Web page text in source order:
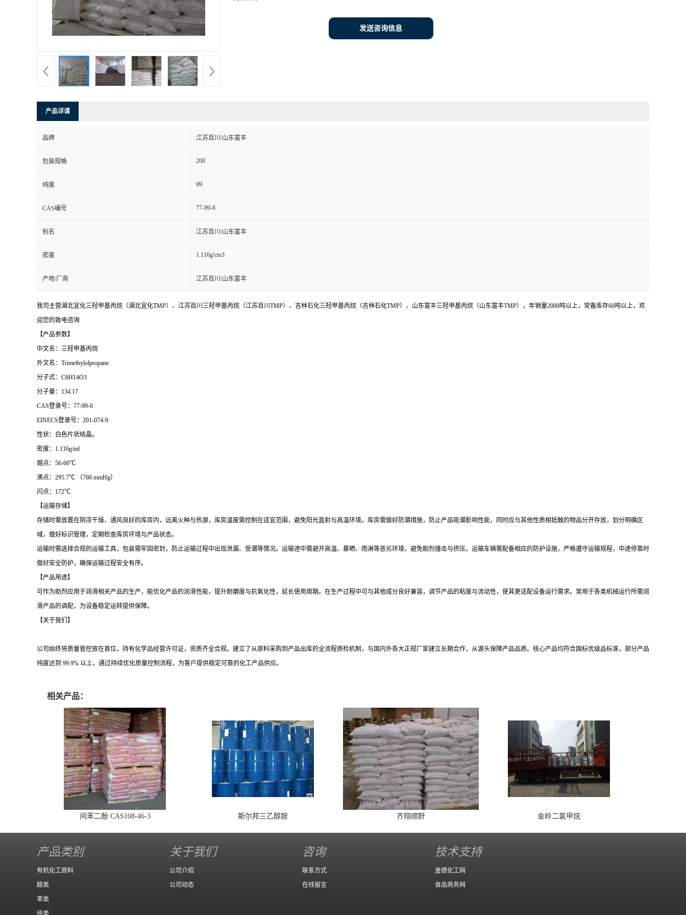
发送咨询信息
产品详请
品牌 江苏百川/山东富丰
包装规格 200
纯度 99
CAS编号 77-99-6
别名 江苏百川/山东富丰
密度 1.116g/cm3
产地/厂商 江苏百川/山东富丰
我司主营湖北宜化三羟甲基丙烷（湖北宜化TMP）、江苏百川三羟甲基丙烷（江苏百川TMP）、吉林石化三羟甲基丙烷（吉林石化TMP）、山东富丰三羟甲基丙烷（山东富丰TMP），年销量2000吨以上，常备库存60吨以上，欢
迎您的致电咨询
【产品参数】
中文名：三羟甲基丙烷
外文名： Trimethylolpropane
分子式： C6H14O3
分子量： 134.17
CAS登录号：77-99-6
EINECS登录号：201-074-9
性状：白色片状结晶。
密度： 1.116g/ml
熔点： 56-60℃
沸点： 295.7℃ （760 mmHg）
闪点： 172℃
【运输存储】
存储时需放置在阴凉干燥、通风良好的库房内，远离火种与热源，库房温度需控制在适宜范围，避免阳光直射与高温环境。库房需做好防潮措施，防止产品吸潮影响性能，同时应与其他性质相抵触的物品分开存放，划分明确区
域，做好标识管理，定期检查库房环境与产品状态。
运输时需选择合规的运输工具，包装需牢固密封，防止运输过程中出现泄漏、受潮等情况。运输途中需避开高温、暴晒、雨淋等恶劣环境，避免剧烈撞击与挤压。运输车辆需配备相应的防护设施，严格遵守运输规程，中途停靠时
做好安全防护，确保运输过程安全有序。
【产品用途】
可作为助剂应用于润滑相关产品的生产，能优化产品的润滑性能，提升耐磨度与抗氧化性，延长使用周期。在生产过程中可与其他成分良好兼容，调节产品的粘度与流动性，使其更适配设备运行需求。常用于各类机械运行所需润
滑产品的调配，为设备稳定运转提供保障。
【关于我们】
公司始终将质量管控放在首位，持有化学品经营许可证，资质齐全合规。建立了从原料采购到产品出库的全流程质检机制，与国内外各大正规厂家建立长期合作，从源头保障产品品质。核心产品均符合国标优级品标准，部分产品
纯度达到 99.9% 以上，通过持续优化质量控制流程，为客户提供稳定可靠的化工产品供应。
相关产品：
间苯二酚 CAS108-46-3 斯尔邦三乙醇胺 齐翔顺酐 金岭二氯甲烷
产品类别
有机化工原料
醇类
苯类
烃类
关于我们
公司介绍
公司动态
咨询
联系方式
在线留言
技术支持
盖德化工网
食品商务网